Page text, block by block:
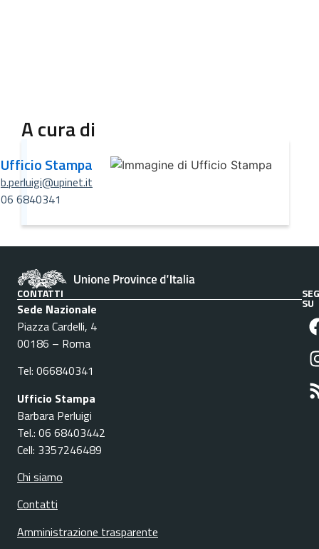
A cura di
Ufficio Stampa
b.perluigi@upinet.it
06 6840341
CONTATTI
Sede Nazionale
Piazza Cardelli, 4
00186 – Roma
Tel: 066840341
Ufficio Stampa
Barbara Perluigi
Tel.: 06 68403442
Cell: 3357246489
Chi siamo
Contatti
Amministrazione trasparente
SU